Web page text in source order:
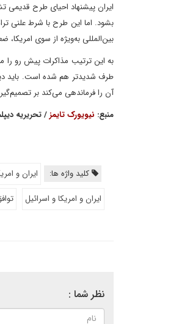
ایران پیشنهاد احیای طرح
بشود. اما این طرح با شرط علنی
بین‌المللی به‌ویژه از سوی
به این ترتیب مذاکرات پیش رو را
طرف شدیدتر هم شده است. باید دید
آن را فرماندهی می‌کند بر
منبع: نیویورک تایمز/ تحریریه
کلید واژه ها: ایران و
ایران و امریکا و اسرائیل
نظر شما :